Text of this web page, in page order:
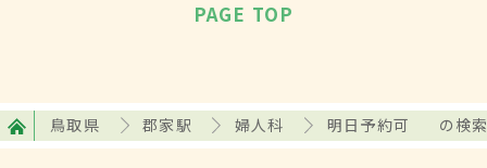
PAGE TOP
鳥取県 郡家駅 婦人科 明日予約可 の検